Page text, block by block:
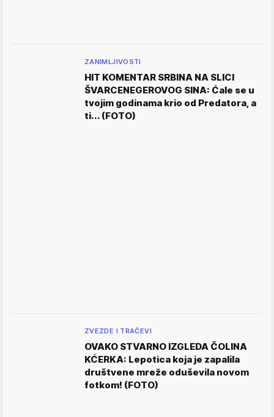
ZANIMLJIVOSTI
HIT KOMENTAR SRBINA NA SLICI
ŠVARCENEGEROVOG SINA: Ćale se u
tvojim godinama krio od Predatora, a
ti... (FOTO)
ZVEZDE I TRAČEVI
OVAKO STVARNO IZGLEDA ČOLINA
KĆERKA: Lepotica koja je zapalila
društvene mreže oduševila novom
fotkom! (FOTO)